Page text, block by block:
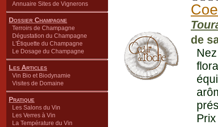
Annuaire Sites de Vignerons
Dossier Champagne
Terroirs de Champagne
Dégustation du Champagne
L'Étiquette du Champagne
Le Dosage du Champagne
Les Articles
Vin Bio et Biodynamie
Visites de Domaine
Pratique
Les Salons du Vin
Les Verres à Vin
La Température du Vin
de